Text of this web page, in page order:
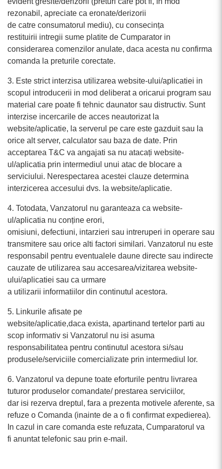
rezonabil, apreciate ca eronate/derizorii
de catre consumatorul mediu), cu consecința
restituirii intregii sume platite de Cumparator in
considerarea comenzilor anulate, daca acesta nu confirma
comanda la preturile corectate.
3. Este strict interzisa utilizarea website-ului/aplicatiei in
scopul introducerii in mod deliberat a oricarui program sau
material care poate fi tehnic daunator sau distructiv. Sunt
interzise incercarile de acces neautorizat la
website/aplicatie, la serverul pe care este gazduit sau la
orice alt server, calculator sau baza de date. Prin
acceptarea T&C va angajati sa nu atacați website-
ul/aplicatia prin intermediul unui atac de blocare a
serviciului. Nerespectarea acestei clauze determina
interzicerea accesului dvs. la website/aplicatie.
4. Totodata, Vanzatorul nu garanteaza ca website-
ul/aplicatia nu conține erori,
omisiuni, defectiuni, intarzieri sau intreruperi in operare sau
transmitere sau orice alti factori similari. Vanzatorul nu este
responsabil pentru eventualele daune directe sau indirecte
cauzate de utilizarea sau accesarea/vizitarea website-
ului/aplicatiei sau ca urmare
a utilizarii informatiilor din continutul acestora.
5. Linkurile afisate pe
website/aplicatie,daca exista, apartinand tertelor parti au
scop informativ si Vanzatorul nu isi asuma
responsabilitatea pentru continutul acestora si/sau
produsele/serviciile comercializate prin intermediul lor.
6. Vanzatorul va depune toate eforturile pentru livrarea
tuturor produselor comandate/ prestarea serviciilor,
dar isi rezerva dreptul, fara a prezenta motivele aferente, sa
refuze o Comanda (inainte de a o fi confirmat expedierea).
In cazul in care comanda este refuzata, Cumparatorul va
fi anuntat telefonic sau prin e-mail.